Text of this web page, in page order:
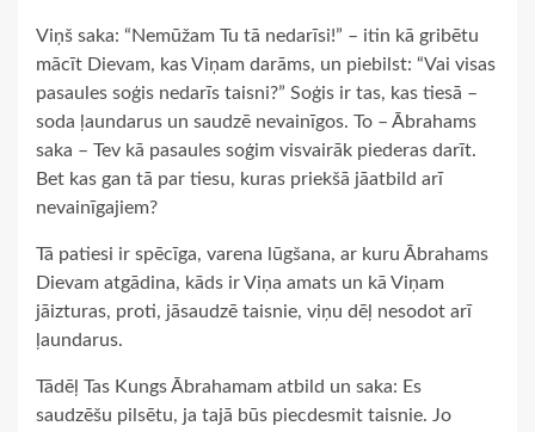
Viņš saka: “Nemūžam Tu tā nedarīsi!” – itin kā gribētu
mācīt Dievam, kas Viņam darāms, un piebilst: “Vai visas
pasaules soģis nedarīs taisni?” Soģis ir tas, kas tiesā –
soda ļaundarus un saudzē nevainīgos. To – Ābrahams
saka – Tev kā pasaules soģim visvairāk piederas darīt.
Bet kas gan tā par tiesu, kuras priekšā jāatbild arī
nevainīgajiem?
Tā patiesi ir spēcīga, varena lūgšana, ar kuru Ābrahams
Dievam atgādina, kāds ir Viņa amats un kā Viņam
jāizturas, proti, jāsaudzē taisnie, viņu dēļ nesodot arī
ļaundarus.
Tādēļ Tas Kungs Ābrahamam atbild un saka: Es
saudzēšu pilsētu, ja tajā būs piecdesmit taisnie. Jo